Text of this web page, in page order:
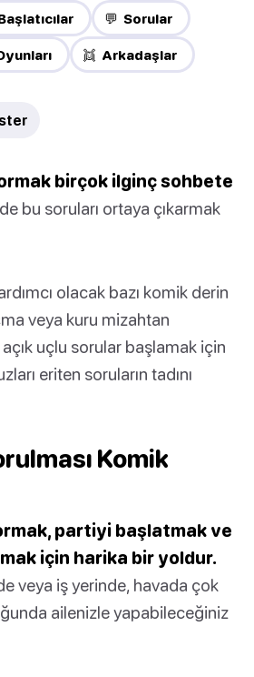
💬 Sorular
👯 Arkadaşlar
birçok ilginç sohbete
bu soruları ortaya çıkarmak
olacak bazı komik derin
veya kuru mizahtan
açık uçlu sorular başlamak için
eriten soruların tadını
Komik
partiyi başlatmak ve
için harika bir yoldur.
veya iş yerinde, havada çok
ailenizle yapabileceğiniz